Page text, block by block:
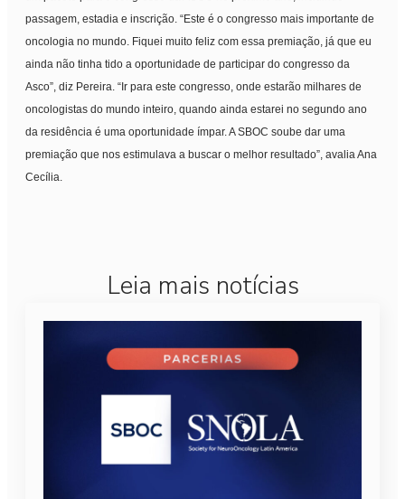
passagem, estadia e inscrição. “Este é o congresso mais importante de
oncologia no mundo. Fiquei muito feliz com essa premiação, já que eu
ainda não tinha tido a oportunidade de participar do congresso da
Asco”, diz Pereira. “Ir para este congresso, onde estarão milhares de
oncologistas do mundo inteiro, quando ainda estarei no segundo ano
da residência é uma oportunidade ímpar. A SBOC soube dar uma
premiação que nos estimulava a buscar o melhor resultado”, avalia Ana
Cecília.
Leia mais notícias